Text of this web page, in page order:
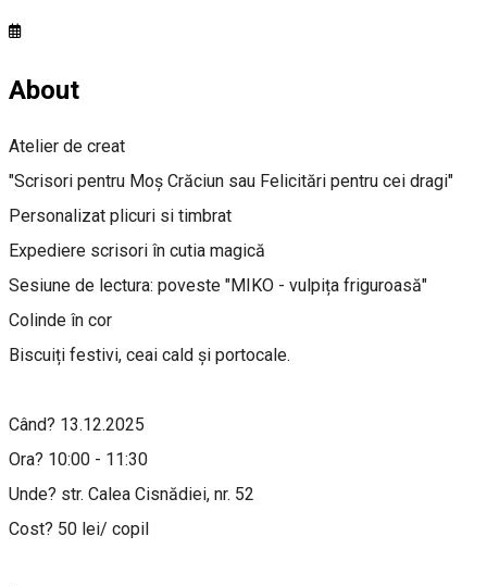
About
Atelier de creat
"Scrisori pentru Moș Crăciun sau Felicitări pentru cei dragi"
Personalizat plicuri si timbrat
Expediere scrisori în cutia magică
Sesiune de lectura: poveste "MIKO - vulpița friguroasă"
Colinde în cor
Biscuiți festivi, ceai cald și portocale.
Când? 13.12.2025
Ora? 10:00 - 11:30
Unde? str. Calea Cisnădiei, nr. 52
Cost? 50 lei/ copil